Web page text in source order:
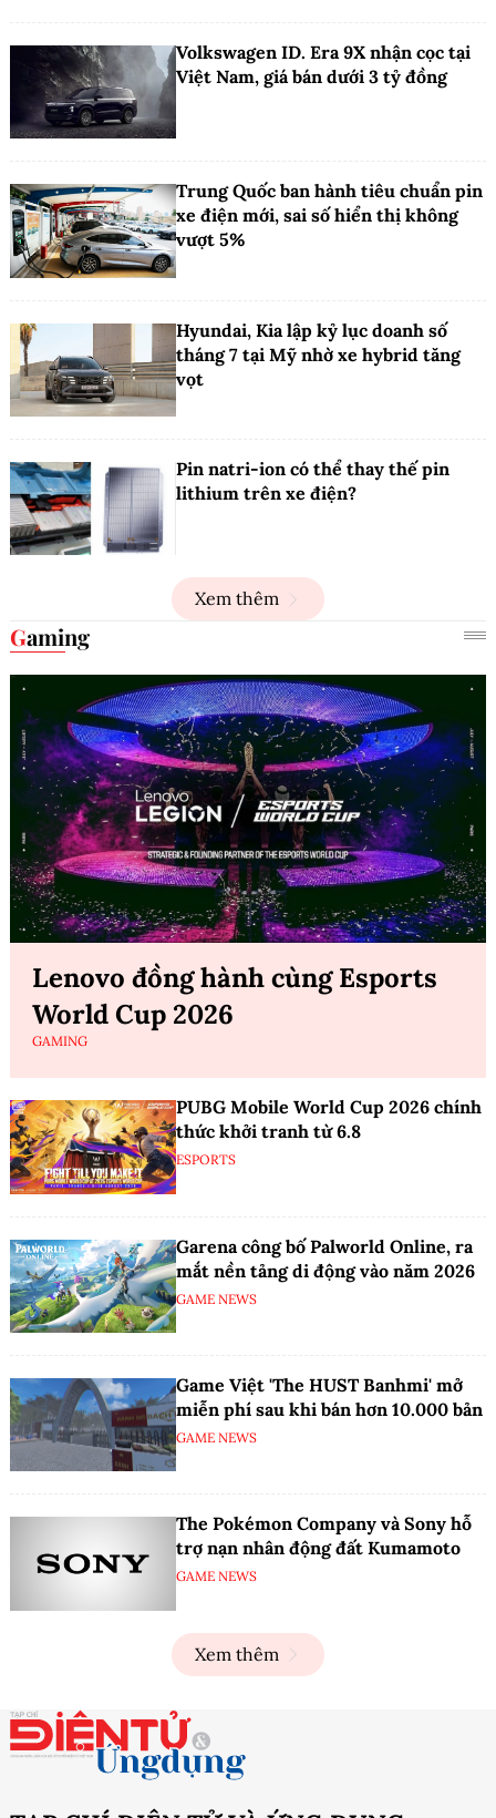
Volkswagen ID. Era 9X nhận cọc tại
Việt Nam, giá bán dưới 3 tỷ đồng
Trung Quốc ban hành tiêu chuẩn pin
xe điện mới, sai số hiển thị không
vượt 5%
Hyundai, Kia lập kỷ lục doanh số
tháng 7 tại Mỹ nhờ xe hybrid tăng
vọt
Pin natri-ion có thể thay thế pin
lithium trên xe điện?
Xem thêm
Gaming
Lenovo đồng hành cùng Esports
World Cup 2026
GAMING
PUBG Mobile World Cup 2026 chính
thức khởi tranh từ 6.8
ESPORTS
Garena công bố Palworld Online, ra
mắt nền tảng di động vào năm 2026
GAME NEWS
Game Việt 'The HUST Banhmi' mở
miễn phí sau khi bán hơn 10.000 bản
GAME NEWS
The Pokémon Company và Sony hỗ
trợ nạn nhân động đất Kumamoto
GAME NEWS
Xem thêm